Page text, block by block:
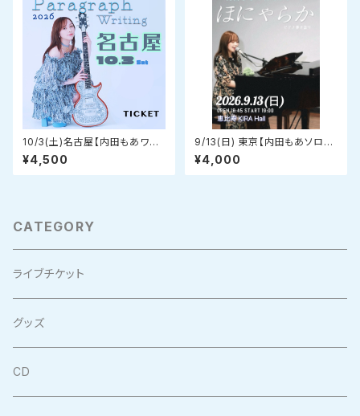
10/3(土)名古屋【内田もあワン
マンライブツアー名古屋公演チ
ケット】
¥4,500
9/13(日) 東京【内田もあソロコ
ンサート】『ほにゃらか』〜ピアノ
弾き語りライブ〜 チケット
¥4,000
CATEGORY
ライブチケット
グッズ
CD